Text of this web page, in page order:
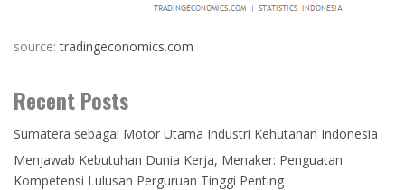
source:tradingeconomics.com
Recent Posts
Sumatera sebagai Motor Utama Industri Kehutanan Indonesia
Menjawab Kebutuhan Dunia Kerja, Menaker: Penguatan
Kompetensi Lulusan Perguruan Tinggi Penting